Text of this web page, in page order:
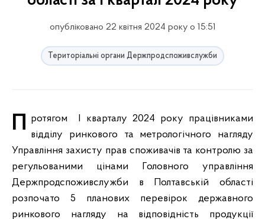
опубліковано 22 квітня 2024 року о 15:51
Територіальні органи Держпродспоживслужби
Протягом І кварталу 2024 року працівниками відділу ринкового та метрологічного нагляду
Управління захисту прав споживачів та контролю за
регульованими цінами Головного управління
Держпродспоживслужби в Полтавській області
розпочато 5 планових перевірок державного
ринкового нагляду на відповідність продукції